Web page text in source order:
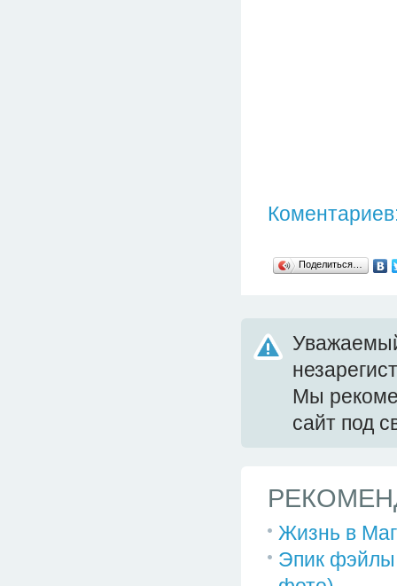
Поделиться…
Мы
сайт под
Жизнь в
Эпик фэйлы